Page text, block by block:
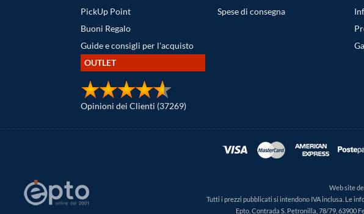
PickUp Point
Buoni Regalo
Guide e consigli per l'acquisto
OUTLET
Opinioni dei Clienti (37269)
Spese di consegna
Web site
Tutti i prezzi pubblicati si intendono IVA inclusa. Le
Epto, Contrada S. Petronilla, 78/79, 63900